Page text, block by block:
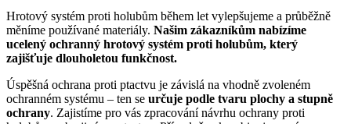
Hrotový systém proti holubům během let vylepšujeme a průběžně
měníme používané materiály. Našim zákazníkům nabízíme
ucelený ochranný hrotový systém proti holubům, který
zajišťuje dlouholetou funkčnost.
Úspěšná ochrana proti ptactvu je závislá na vhodně zvoleném
ochranném systému – ten se určuje podle tvaru plochy a stupně
ochrany. Zajistíme pro vás zpracování návrhu ochrany proti